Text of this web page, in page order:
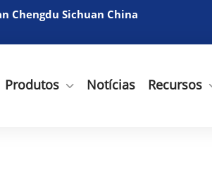
Chengdu Sichuan China
Produtos Notícias Recursos